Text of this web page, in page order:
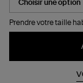
Prendre votre taille